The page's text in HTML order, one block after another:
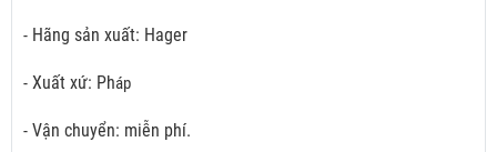
- Hãng sản xuất: Hager
- Xuất xứ: Pháp
- Vận chuyển: miễn phí.